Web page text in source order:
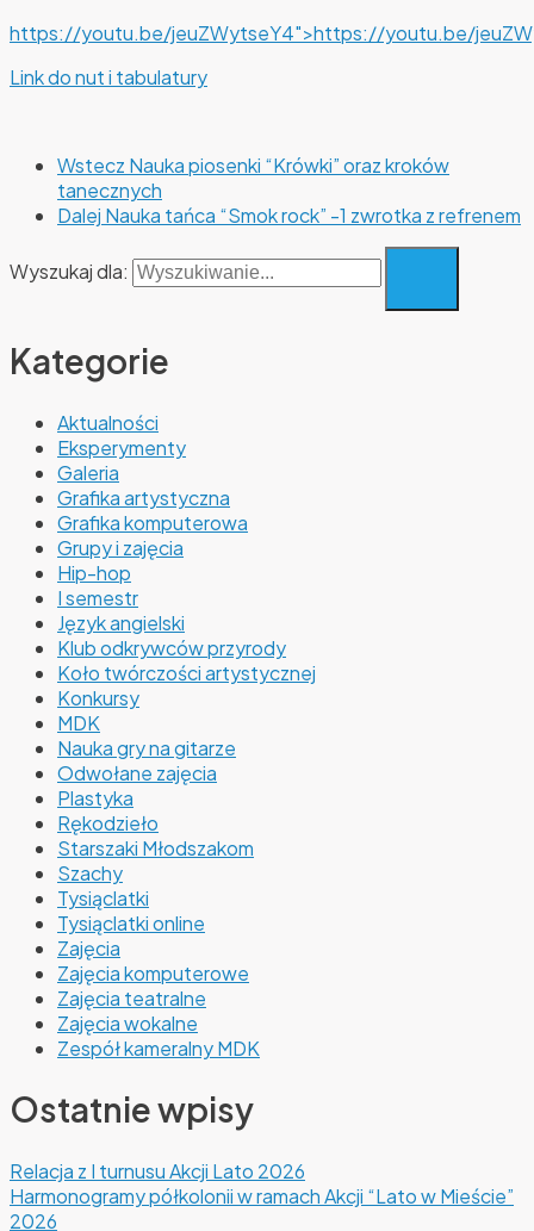
https://youtu.be/jeuZWytseY4″>https://youtu.be/
Link do nut i tabulatury
Wstecz Nauka piosenki “Krówki” oraz kroków
tanecznych
Dalej Nauka tańca “Smok rock” -1 zwrotka z refrenem
Wyszukaj dla:
Kategorie
Aktualności
Eksperymenty
Galeria
Grafika artystyczna
Grafika komputerowa
Grupy i zajęcia
Hip-hop
I semestr
Język angielski
Klub odkrywców przyrody
Koło twórczości artystycznej
Konkursy
MDK
Nauka gry na gitarze
Odwołane zajęcia
Plastyka
Rękodzieło
Starszaki Młodszakom
Szachy
Tysiąclatki
Tysiąclatki online
Zajęcia
Zajęcia komputerowe
Zajęcia teatralne
Zajęcia wokalne
Zespół kameralny MDK
Ostatnie wpisy
Relacja z I turnusu Akcji Lato 2026
Harmonogramy półkolonii w ramach Akcji “Lato w Mieście”
2026